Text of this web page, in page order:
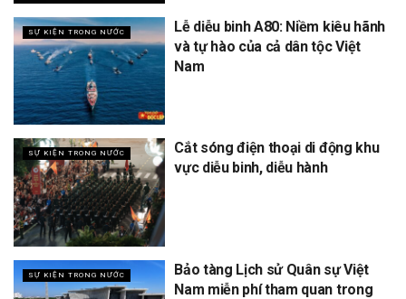
SỰ KIỆN TRONG NƯỚC
Lễ diễu binh A80: Niềm kiêu hãnh
và tự hào của cả dân tộc Việt
Nam
SỰ KIỆN TRONG NƯỚC
Cắt sóng điện thoại di động khu
vực diễu binh, diễu hành
SỰ KIỆN TRONG NƯỚC
Bảo tàng Lịch sử Quân sự Việt
Nam miễn phí tham quan trong